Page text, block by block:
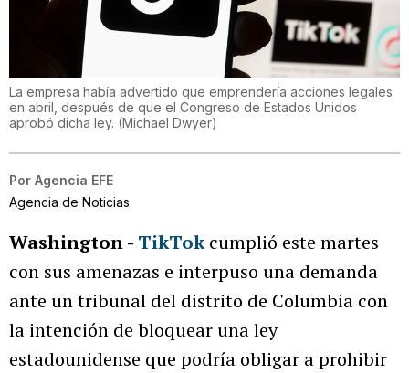
La empresa había advertido que emprendería acciones legales
en abril, después de que el Congreso de Estados Unidos
aprobó dicha ley. (Michael Dwyer)
Por Agencia EFE
Agencia de Noticias
Washington - TikTokcumplió este martes
con sus amenazas e interpuso una demanda
ante un tribunal del distrito de Columbia con
la intención de bloquear una ley
estadounidense que podría obligar a prohibir